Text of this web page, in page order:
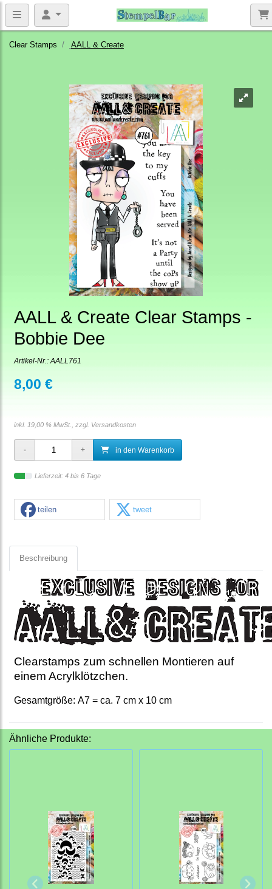
Clear Stamps AALL & Create
AALL & Create Clear Stamps -
Bobbie Dee
Artikel-Nr.: AALL761
8,00 €
inkl. 19,00 % MwSt., zzgl. Versandkosten
in den Warenkorb
Lieferzeit: 4 bis 6 Tage
teilen tweet
Beschreibung
Clearstamps zum schnellen Montieren auf
einem Acrylklötzchen.
Gesamtgröße: A7 = ca. 7 cm x 10 cm
Ähnliche Produkte: